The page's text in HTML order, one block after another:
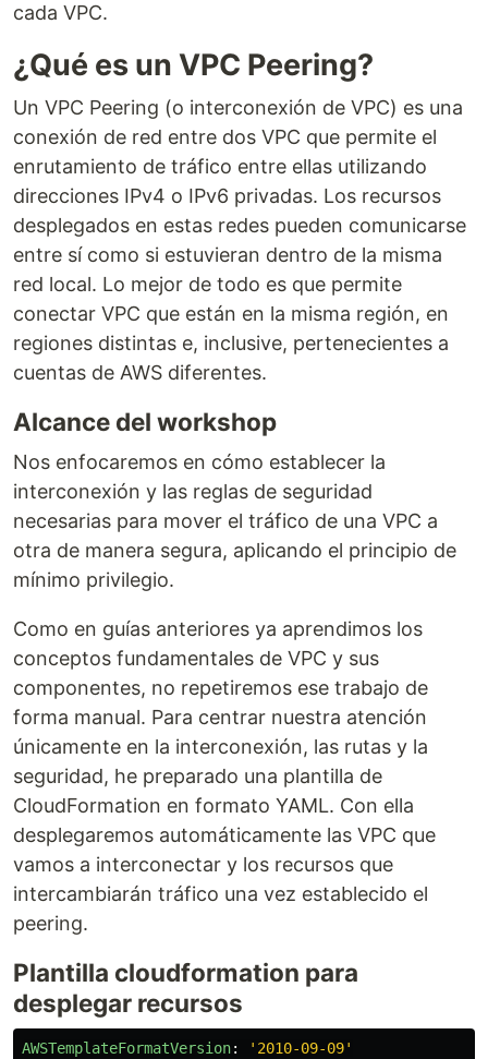
cada VPC.
¿Qué es un VPC Peering?
Un VPC Peering (o interconexión de VPC) es una
conexión de red entre dos VPC que permite el
enrutamiento de tráfico entre ellas utilizando
direcciones IPv4 o IPv6 privadas. Los recursos
desplegados en estas redes pueden comunicarse
entre sí como si estuvieran dentro de la misma
red local. Lo mejor de todo es que permite
conectar VPC que están en la misma región, en
regiones distintas e, inclusive, pertenecientes a
cuentas de AWS diferentes.
Alcance del workshop
Nos enfocaremos en cómo establecer la
interconexión y las reglas de seguridad
necesarias para mover el tráfico de una VPC a
otra de manera segura, aplicando el principio de
mínimo privilegio.
Como en guías anteriores ya aprendimos los
conceptos fundamentales de VPC y sus
componentes, no repetiremos ese trabajo de
forma manual. Para centrar nuestra atención
únicamente en la interconexión, las rutas y la
seguridad, he preparado una plantilla de
CloudFormation en formato YAML. Con ella
desplegaremos automáticamente las VPC que
vamos a interconectar y los recursos que
intercambiarán tráfico una vez establecido el
peering.
Plantilla cloudformation para
desplegar recursos
AWSTemplateFormatVersion: ' 2010-09-09'